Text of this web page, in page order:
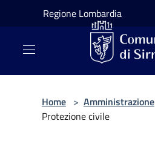
Salta al contenuto principale
Regione Lombardia
Home > Amministrazione
Protezione civile